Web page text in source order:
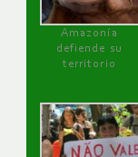
Amazonía
defiende su
territorio